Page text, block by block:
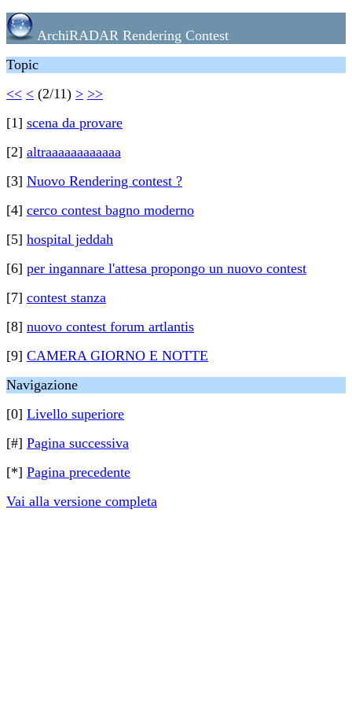
ArchiRADAR Rendering Contest
Topic
<< < (2/11) > >>
[1] scena da provare
[2] altraaaaaaaaaaaa
[3] Nuovo Rendering contest ?
[4] cerco contest bagno moderno
[5] hospital jeddah
[6] per ingannare l'attesa propongo un nuovo contest
[7] contest stanza
[8] nuovo contest forum artlantis
[9] CAMERA GIORNO E NOTTE
Navigazione
[0] Livello superiore
[#] Pagina successiva
[*] Pagina precedente
Vai alla versione completa